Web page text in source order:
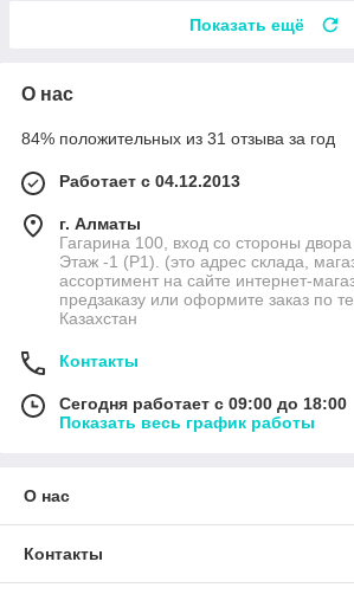
Показать ещё
О нас
84% положительных из 31 отзыва за год
Работает с 04.12.2013
г. Алматы
Гагарина 100, вход со стороны
Этаж -1 (P1). (это адрес склада,
ассортимент на сайте интернет-
предзаказу или оформите заказ по
Казахстан
Контакты
Сегодня работает с 09:00 до 18:00
Показать весь график работы
О нас
Контакты